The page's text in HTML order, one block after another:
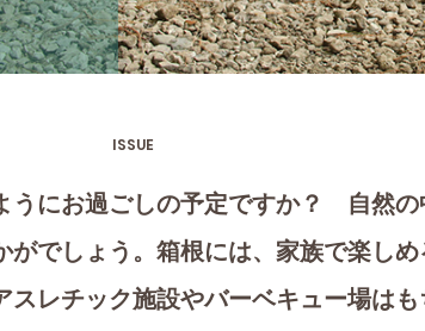
ISSUE
うにお過ごしの予定ですか？ 自然
がでしょう。箱根には、家族で楽し
スレチック施設やバーベキュー場は